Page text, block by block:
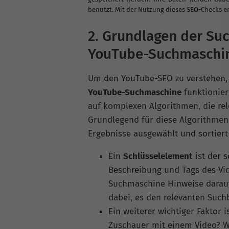
benutzt. Mit der Nutzung dieses SEO-Checks
2. Grundlagen der
YouTube-
Um den YouTube-SEO zu
YouTube-Suchmaschine
auf komplexen Algorithmen, die
Grundlegend für diese
Ergebnisse ausgewählt und
Ein Schlüsselelement ist der
Beschreibung und Tags des
Suchmaschine Hinweise
dabei, es den relevanten
Ein weiterer wichtiger Faktor
Zuschauer mit einem Video?